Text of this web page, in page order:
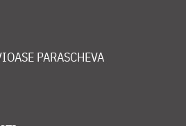
PARASCHEVA